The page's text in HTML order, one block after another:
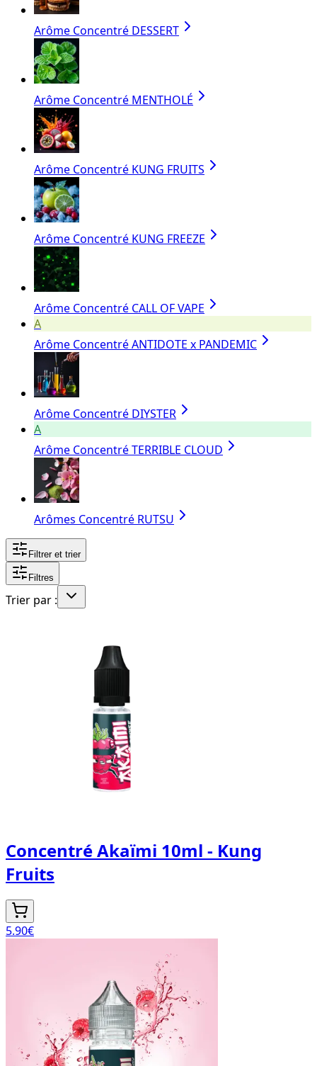
Arôme Concentré DESSERT
Arôme Concentré MENTHOLÉ
Arôme Concentré KUNG FRUITS
Arôme Concentré KUNG FREEZE
Arôme Concentré CALL OF VAPE
A
Arôme Concentré ANTIDOTE x PANDEMIC
Arôme Concentré DIYSTER
A
Arôme Concentré TERRIBLE CLOUD
Arômes Concentré RUTSU
Filtrer et trier
Filtres
Trier par :
Concentré Akaïmi 10ml - Kung
Fruits
5.90€